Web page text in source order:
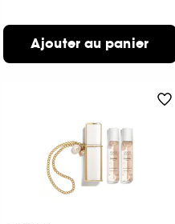
Ajouter au panier